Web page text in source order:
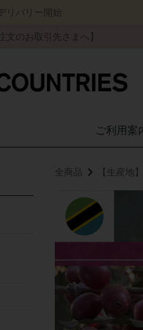
リバリー開始
文のお取引先さまへ】
ご利用案
全商品 【生産地】